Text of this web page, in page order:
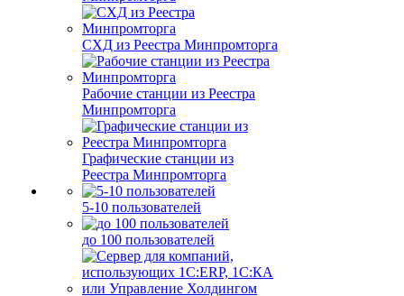
СХД из Реестра Минпромторга
Рабочие станции из Реестра
Минпромторга
Графические станции из
Реестра Минпромторга
5-10 пользователей
до 100 пользователей